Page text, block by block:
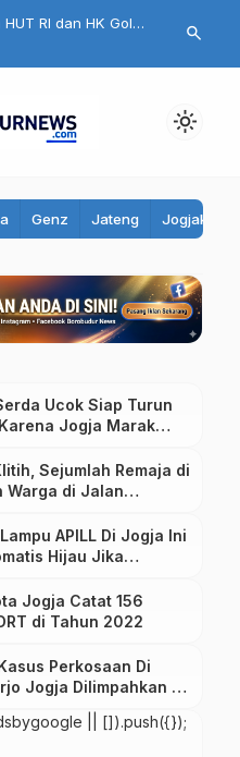
RI dan HK Gold,
Pelari
Bulan Dana
search
light_mode
Genz Jateng Jogjakarta
Ucok Siap Turun
Jogja Marak
Sejumlah Remaja di
Warga di Jalan
Lampu APILL Di Jogja Ini
Hijau Jika
Jogja Catat 156
di Tahun 2022
Perkosaan Di
Jogja Dilimpahkan Ke
|| []).push({});